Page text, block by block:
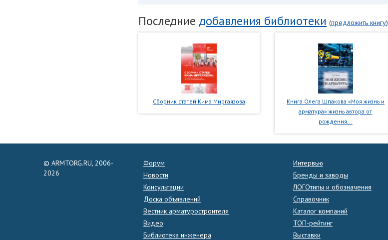
Последние добавления библиотеки (предложить книгу)
Сборник статей Кима Миргаязова
Книга Олега Шпакова «Моя жизнь и
арматура» жизнь автора от
рождения...
© ARMTORG.RU, 2006-
2026
Форум
Новости
Консультации
Доска объявлений
Вестник арматуростроителя
Видео
Библиотека инженера
Интервью
Бренды и заводы
ЛОГОтипы и обозначения
Справочник
Каталог компаний
ТОП-рейтинг
Выставки